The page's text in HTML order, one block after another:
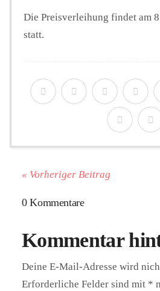
Die Preisverleihung findet am
statt.
« Vorheriger Beitrag
0 Kommentare
Kommentar
Deine E-Mail-Adresse wird
Erforderliche Felder sind mit *